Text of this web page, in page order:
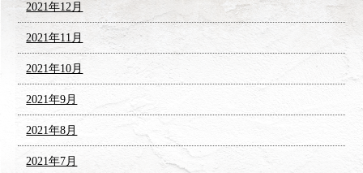
2021年12月
2021年11月
2021年10月
2021年9月
2021年8月
2021年7月